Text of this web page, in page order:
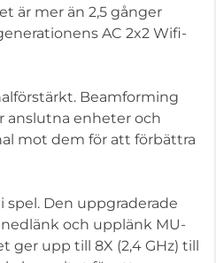
är mer än 2,5 gånger
AC 2x2 Wifi-
Beamforming
anslutna enheter och
mot dem för att förbättra
Den uppgraderade
och upplänk MU-
ger upp till 8X (2,4 GHz) till